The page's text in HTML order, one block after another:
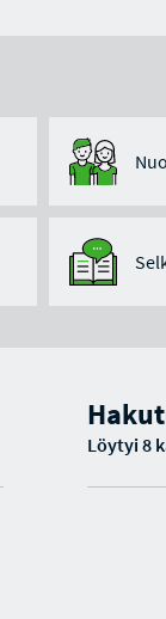
Löytyi 8